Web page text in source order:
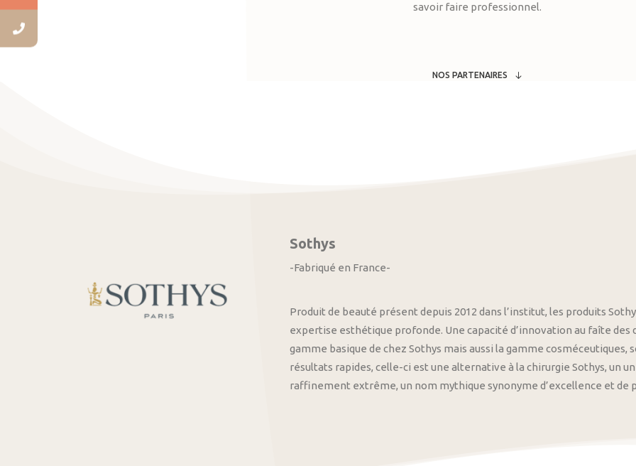
savoir faire professionnel.
NOS PARTENAIRES
Sothys
-Fabriqué en France-
Produit de beauté présent depuis 2012 dans l’institut, les produits
expertise esthétique profonde. Une capacité d’innovation au faîte
gamme basique de chez Sothys mais aussi la gamme
résultats rapides, celle-ci est une alternative à la chirurgie Sothys, un
raffinement extrême, un nom mythique synonyme d’excellence et de